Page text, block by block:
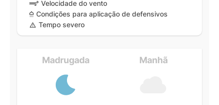
Velocidade do vento
Condições para aplicação de defensivos
Tempo severo
Madrugada Manhã